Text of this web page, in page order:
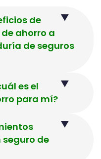
de
ahorro a
de seguros
es el
para mí?
seguro de